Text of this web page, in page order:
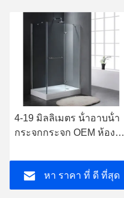
4-19 มิลลิเมตร น้ําอาบน้ํา
กระจกกระจก OEM ห้องน้ํา
สูง
หา ราคา ที่ ดี ที่สุด